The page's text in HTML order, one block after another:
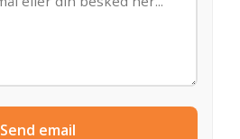
Send email